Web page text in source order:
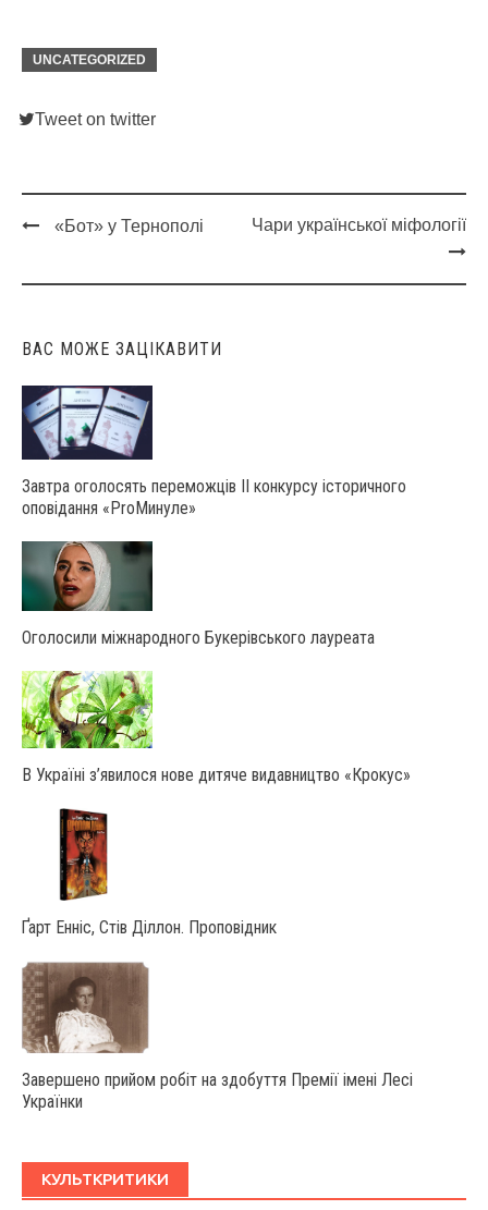
UNCATEGORIZED
Tweet on twitter
navigation
«Бот» у Тернополі Чари української міфології
ВАС МОЖЕ ЗАЦІКАВИТИ
Завтра оголосять переможців ІІ конкурсу історичного
оповідання «ProМинуле»
Оголосили міжнародного Букерівського лауреата
В Україні з’явилося нове дитяче видавництво «Крокус»
Ґарт Енніс, Стів Діллон. Проповідник
Завершено прийом робіт на здобуття Премії імені Лесі
Українки
КУЛЬТКРИТИКИ